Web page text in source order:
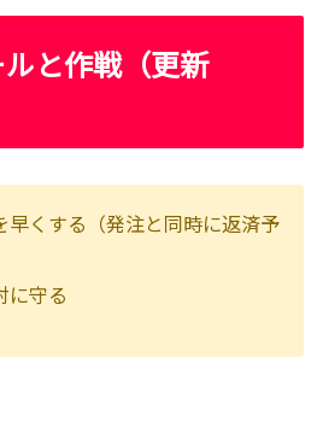
と作戦（更新
早くする（発注と同時に返済予
に守る